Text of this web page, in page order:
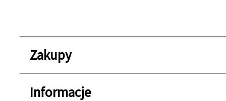
Zakupy
Informacje